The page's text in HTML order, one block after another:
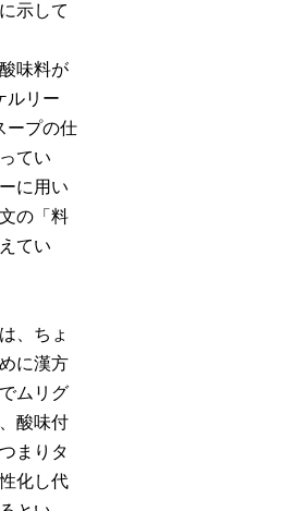
示して
味料が
ルリー
ープの仕
てい
に用い
の「料
てい
、ちょ
に漢方
ムリグ
酸味付
まりタ
化し代